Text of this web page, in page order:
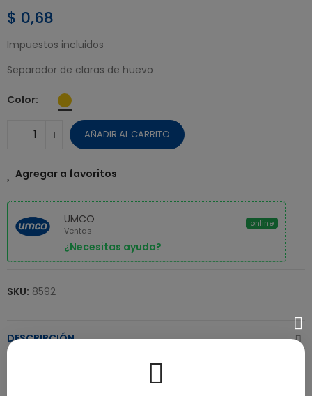
$ 0,68
Impuestos incluidos
Separador de claras de huevo
Color
AÑADIR AL CARRITO
Agregar a favoritos
UMCO
Ventas
¿Necesitas ayuda?
online
SKU: 8592
DESCRIPCIÓN
Marca: Umco Material: propileno de grado alimenticio 6